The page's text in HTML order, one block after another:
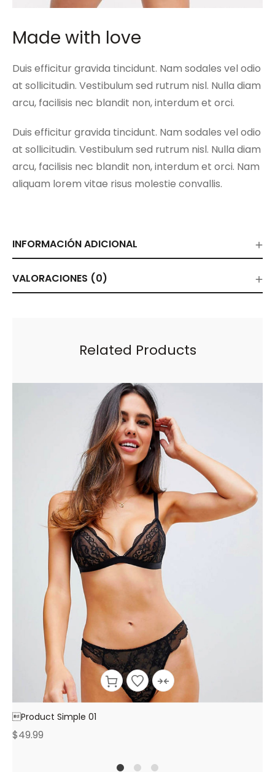
Made with love
Duis efficitur gravida tincidunt. Nam sodales vel odio
at sollicitudin. Vestibulum sed rutrum nisl. Nulla diam
arcu, facilisis nec blandit non, interdum et orci.
Duis efficitur gravida tincidunt. Nam sodales vel odio
at sollicitudin. Vestibulum sed rutrum nisl. Nulla diam
arcu, facilisis nec blandit non, interdum et orci. Nam
aliquam lorem vitae risus molestie convallis.
INFORMACIÓN ADICIONAL
VALORACIONES (0)
Related Products
Product Simple 01
$49.99